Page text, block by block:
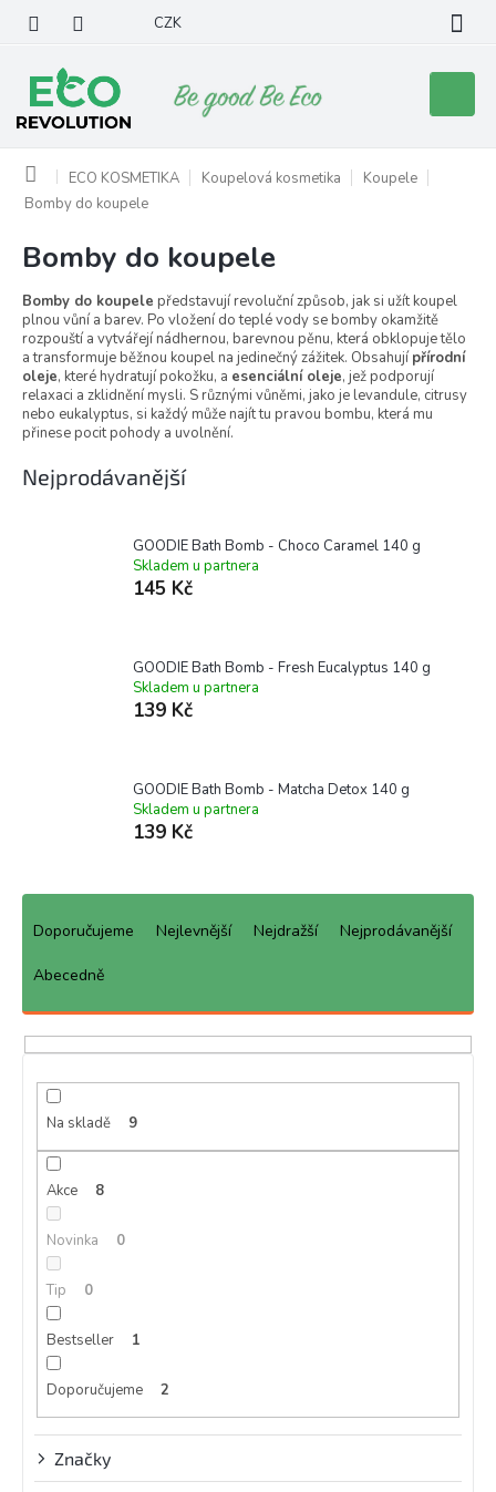
obsah
CZK
košík
Domů ECO KOSMETIKA Koupelová kosmetika
Koupele
Bomby do koupele
Bomby do koupele
Bomby do koupele představují revoluční způsob, jak si užít koupel
plnou vůní a barev. Po vložení do teplé vody se bomby okamžitě
rozpouští a vytvářejí nádhernou, barevnou pěnu, která obklopuje tělo
a transformuje běžnou koupel na jedinečný zážitek. Obsahují přírodní
oleje, které hydratují pokožku, a esenciální oleje, jež podporují
relaxaci a zklidnění mysli. S různými vůněmi, jako je levandule, citrusy
nebo eukalyptus, si každý může najít tu pravou bombu, která mu
přinese pocit pohody a uvolnění.
Nejprodávanější
GOODIE Bath Bomb - Choco Caramel 140 g
Skladem u partnera
145 Kč
GOODIE Bath Bomb - Fresh Eucalyptus 140 g
Skladem u partnera
139 Kč
GOODIE Bath Bomb - Matcha Detox 140 g
Skladem u partnera
139 Kč
Ř
p
Doporučujeme Nejlevnější Nejdražší Nejprodávanější
Abecedně
Na skladě 9
Akce 8
Novinka 0
Tip 0
Bestseller 1
Doporučujeme 2
Značky